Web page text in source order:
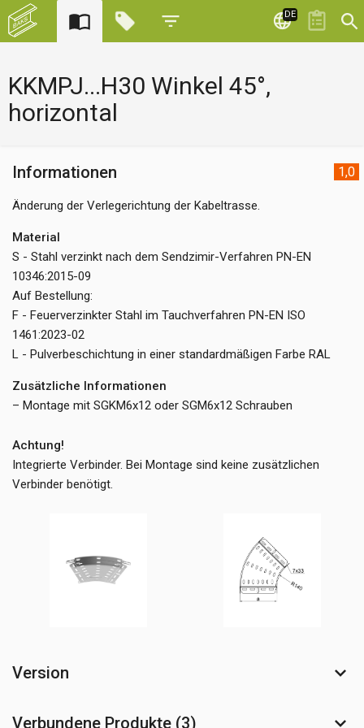
DE
KKMPJ...H30 Winkel 45°,
horizontal
1,0
Informationen
Änderung der Verlegerichtung der Kabeltrasse.
Material
S - Stahl verzinkt nach dem Sendzimir-Verfahren PN-EN
10346:2015-09
Auf Bestellung:
F - Feuerverzinkter Stahl im Tauchverfahren PN-EN ISO
1461:2023-02
L - Pulverbeschichtung in einer standardmäßigen Farbe RAL
Zusätzliche Informationen
– Montage mit SGKM6x12 oder SGM6x12 Schrauben
Achtung!
Integrierte Verbinder. Bei Montage sind keine zusätzlichen
Verbinder benötigt.
Version
Verbundene Produkte (3)